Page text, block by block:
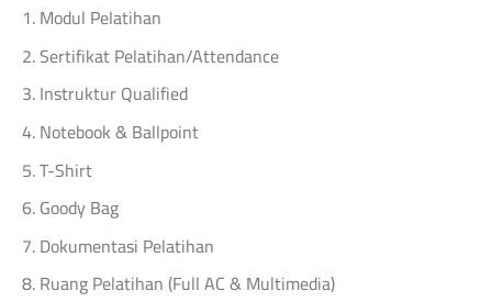
Modul Pelatihan
Sertifikat Pelatihan/Attendance
Instruktur Qualified
Notebook & Ballpoint
T-Shirt
Goody Bag
Dokumentasi Pelatihan
Ruang Pelatihan (Full AC & Multimedia)